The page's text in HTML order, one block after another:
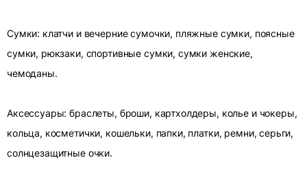
Сумки: клатчи и вечерние сумочки, пляжные сумки, поясные
сумки, рюкзаки, спортивные сумки, сумки женские,
чемоданы.
Аксессуары: браслеты, броши, картхолдеры, колье и чокеры,
кольца, косметички, кошельки, папки, платки, ремни, серьги,
солнцезащитные очки.